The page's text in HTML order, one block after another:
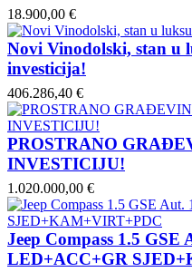
18.900,00 €
Novi Vinodolski, stan u
investicija!
406.286,40 €
PROSTRANO
INVESTICIJU!
1.020.000,00 €
Jeep Compass 1.5 GSE
LED+ACC+GR